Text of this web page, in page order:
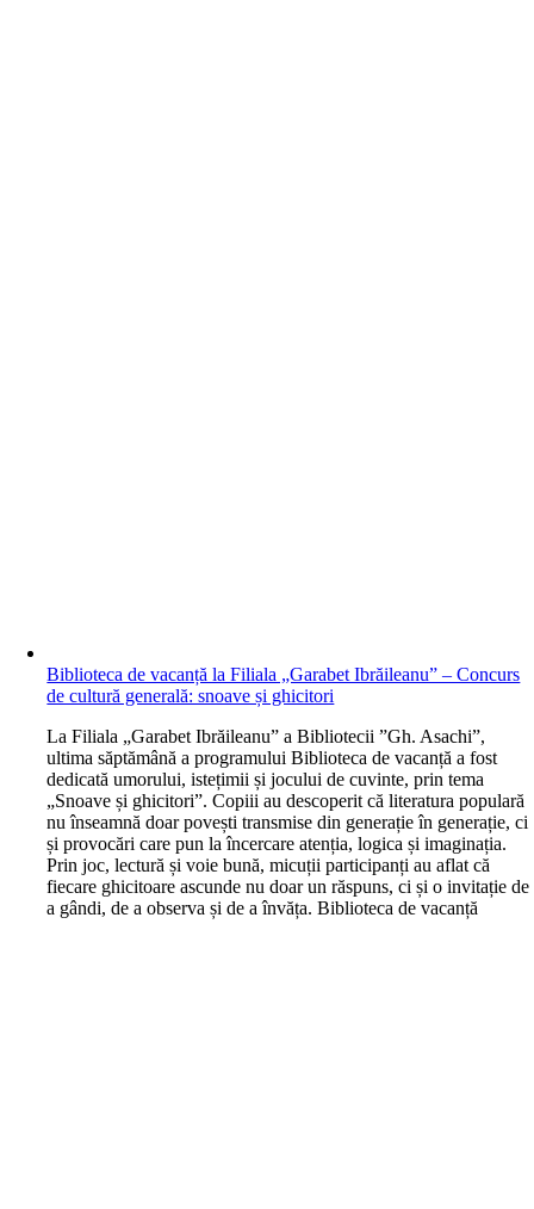
Biblioteca de vacanță la Filiala „Garabet Ibrăileanu” – Concurs
de cultură generală: snoave și ghicitori
La Filiala „Garabet Ibrăileanu” a Bibliotecii ”Gh. Asachi”,
ultima săptămână a programului Biblioteca de vacanță a fost
dedicată umorului, istețimii și jocului de cuvinte, prin tema
„Snoave și ghicitori”. Copiii au descoperit că literatura populară
nu înseamnă doar povești transmise din generație în generație, ci
și provocări care pun la încercare atenția, logica și imaginația.
Prin joc, lectură și voie bună, micuții participanți au aflat că
fiecare ghicitoare ascunde nu doar un răspuns, ci și o invitație de
a gândi, de a observa și de a învăța. Biblioteca de vacanță